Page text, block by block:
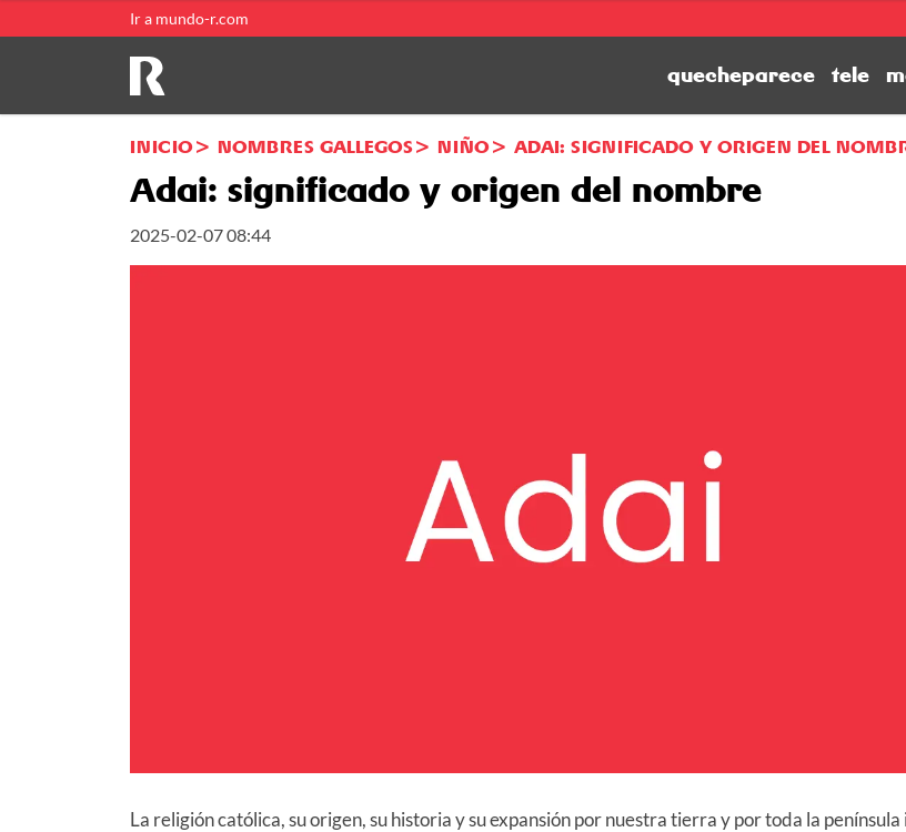
Ir a mundo-r.com
quecheparece tele
INICIO NOMBRES GALLEGOS NIÑO ADAI: SIGNIFICADO Y ORIGEN DEL
Adai: significado y origen del nombre
2025-02-07 08:44
La religión católica, su origen, su historia y su expansión por nuestra tierra y por toda la